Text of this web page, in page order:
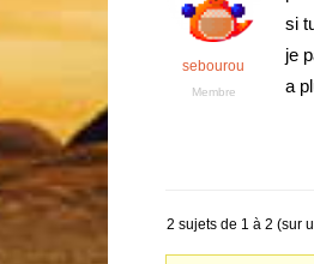
sebourou
Membre
si
je
a
2 sujets de 1 à 2 (sur